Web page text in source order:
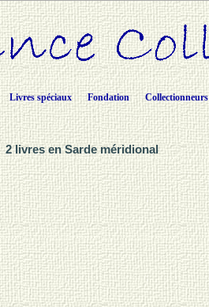
Livres spéciaux Fondation Collectionneurs
2 livres en Sarde méridional